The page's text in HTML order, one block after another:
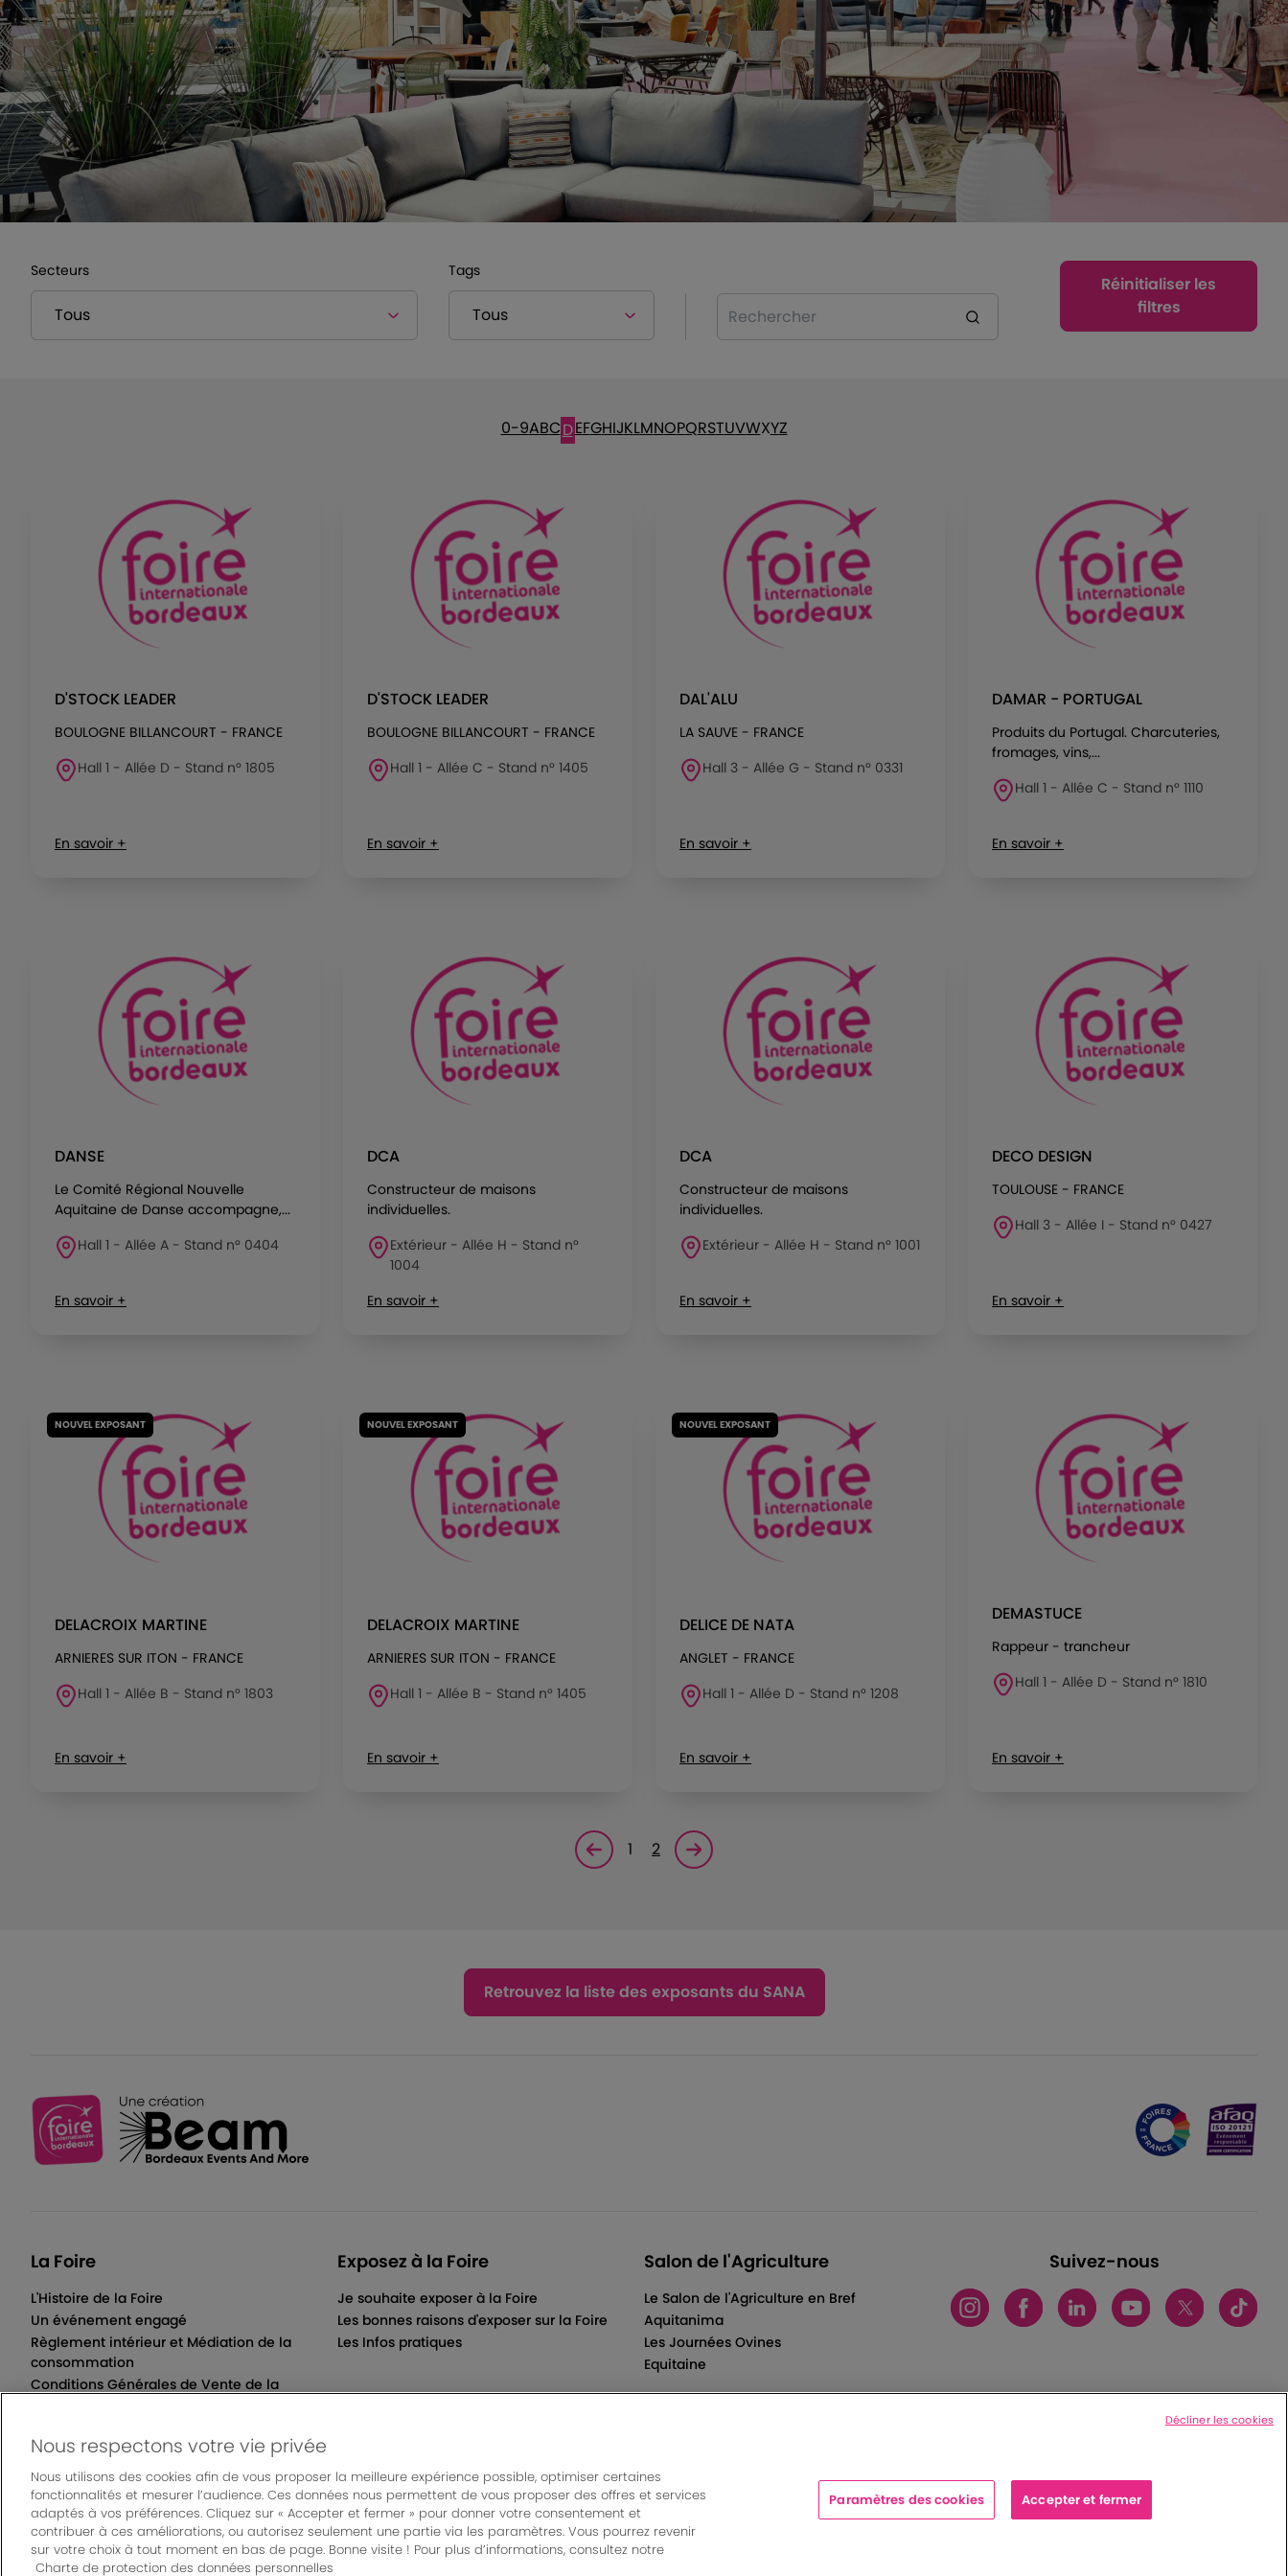
Secteurs Tags
Rechercher
Réinitialiser les
filtres
0-9ABCDEFGHIJKLMNOPQRSTUVWXYZ
D'STOCK LEADER
BOULOGNE BILLANCOURT - FRANCE
Hall 1 - Allée D - Stand n° 1805
En savoir +
D'STOCK LEADER
BOULOGNE BILLANCOURT - FRANCE
Hall 1 - Allée C - Stand n° 1405
En savoir +
DAL'ALU
LA SAUVE - FRANCE
Hall 3 - Allée G - Stand n° 0331
En savoir +
DAMAR - PORTUGAL
Produits du Portugal. Charcuteries,
fromages, vins,...
Hall 1 - Allée C - Stand n° 1110
En savoir +
DANSE
Le Comité Régional Nouvelle
Aquitaine de Danse accompagne,...
Hall 1 - Allée A - Stand n° 0404
En savoir +
DCA
Constructeur de maisons
individuelles.
Extérieur - Allée H - Stand n°
1004
En savoir +
DCA
Constructeur de maisons
individuelles.
Extérieur - Allée H - Stand n° 1001
En savoir +
DECO DESIGN
TOULOUSE - FRANCE
Hall 3 - Allée I - Stand n° 0427
En savoir +
NOUVEL EXPOSANT
DELACROIX MARTINE
ARNIERES SUR ITON - FRANCE
Hall 1 - Allée B - Stand n° 1803
En savoir +
NOUVEL EXPOSANT
DELACROIX MARTINE
ARNIERES SUR ITON - FRANCE
Hall 1 - Allée B - Stand n° 1405
En savoir +
NOUVEL EXPOSANT
DELICE DE NATA
ANGLET - FRANCE
Hall 1 - Allée D - Stand n° 1208
En savoir +
DEMASTUCE
Rappeur - trancheur
Hall 1 - Allée D - Stand n° 1810
En savoir +
Page précédente
1 2 Page suivante<
Retrouvez la liste des exposants du SANA
La Foire
L'Histoire de la Foire
Un événement engagé
Règlement intérieur et Médiation de la
consommation
Conditions Générales de Vente de la
Exposez à la Foire
Je souhaite exposer à la Foire
Les bonnes raisons d'exposer sur la Foire
Les Infos pratiques
Salon de l'Agriculture
Le Salon de l'Agriculture en Bref
Aquitanima
Les Journées Ovines
Equitaine
Suivez-nous
© Bordeaux Events And More | Rue Jean Samazeuilh - CS 20088 - 33070 Bordeaux cedex - France
Mentions légales|Règlement général des manifestations|Un événement organisé par Bordeaux Events And More|Charte de protection des données personnelles
Paramètres des cookies
Nous respectons votre vie privée
Nous utilisons des cookies afin de vous proposer la meilleure expérience possible, optimiser certaines
fonctionnalités et mesurer l’audience. Ces données nous permettent de vous proposer des offres et services
adaptés à vos préférences. Cliquez sur « Accepter et fermer » pour donner votre consentement et
contribuer à ces améliorations, ou autorisez seulement une partie via les paramètres. Vous pourrez revenir
sur votre choix à tout moment en bas de page. Bonne visite ! Pour plus d’informations, consultez notre
Charte de protection des données personnelles
Paramètres des cookies Accepter et fermer
Décliner les cookies